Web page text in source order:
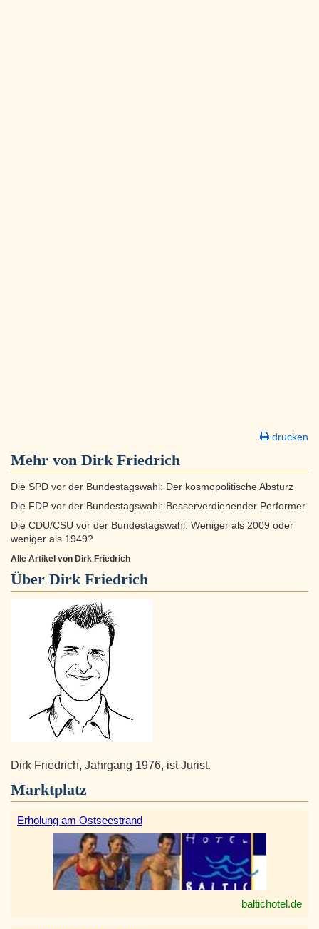
drucken
Mehr von Dirk Friedrich
Die SPD vor der Bundestagswahl: Der kosmopolitische Absturz
Die FDP vor der Bundestagswahl: Besserverdienender Performer
Die CDU/CSU vor der Bundestagswahl: Weniger als 2009 oder
weniger als 1949?
Alle Artikel von Dirk Friedrich
Über Dirk Friedrich
Dirk Friedrich, Jahrgang 1976, ist Jurist.
Marktplatz
Erholung am Ostseestrand
baltichotel.de